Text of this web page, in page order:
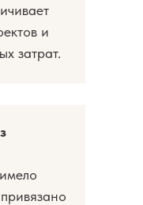
и
затрат.